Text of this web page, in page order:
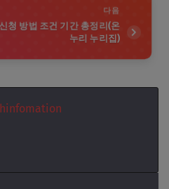
다음
청 방법 조건 기간 총정리(온
누리 누리집)